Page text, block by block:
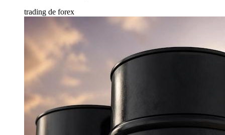
trading de forex